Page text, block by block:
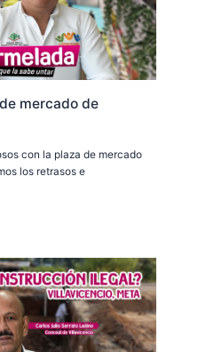
mercado de
con la plaza de mercado
los retrasos e